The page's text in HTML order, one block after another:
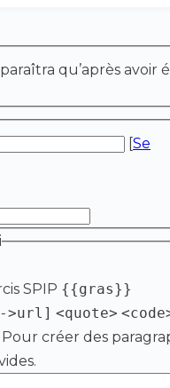
qu’après avoir
[Se
SPIP {{gras}}
>url] <quote>
Pour créer des